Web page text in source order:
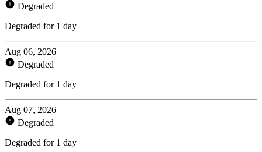
Degraded
Degraded for 1 day
Aug 06, 2026
Degraded
Degraded for 1 day
Aug 07, 2026
Degraded
Degraded for 1 day